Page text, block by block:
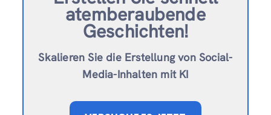
atemberaubende
Geschichten!
Skalieren Sie die Erstellung von Social-
Media-Inhalten mit KI